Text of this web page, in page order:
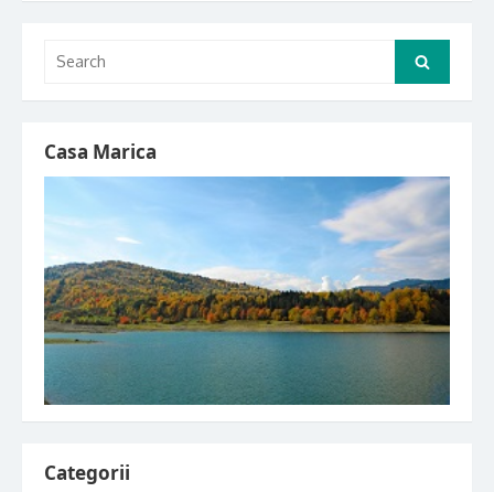
Search
Search
Casa Marica
Categorii